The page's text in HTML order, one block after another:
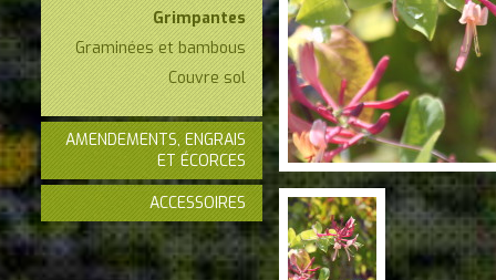
Grimpantes
Graminées et bambous
Couvre sol
AMENDEMENTS, ENGRAIS
ET ÉCORCES
ACCESSOIRES